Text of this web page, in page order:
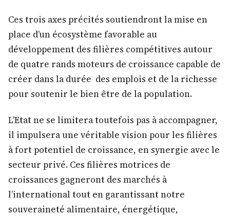
Ces trois axes précités soutiendront la mise en
place d’un écosystème favorable au
développement des filières compétitives autour
de quatre rands moteurs de croissance capable de
créer dans la durée des emplois et de la richesse
pour soutenir le bien être de la population.
L’Etat ne se limitera toutefois pas à accompagner,
il impulsera une véritable vision pour les filières
à fort potentiel de croissance, en synergie avec le
secteur privé. Ces filières motrices de
croissances gagneront des marchés à
l’international tout en garantissant notre
souveraineté alimentaire, énergétique,